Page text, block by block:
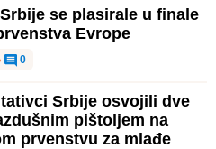
se plasirale u finale
Evrope
0
Srbije osvojili dve
pištoljem na
prvenstvu za mlađe